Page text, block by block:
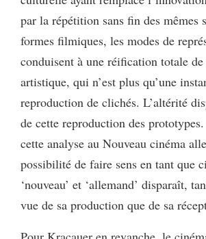
par la répétition sans fin des mêmes
formes filmiques, les modes de
conduisent à une réification totale
artistique, qui n’est plus qu’une
reproduction de clichés. L’altérité
de cette reproduction des
cette analyse au Nouveau cinéma
possibilité de faire sens en tant que
‘nouveau’ et ‘allemand’ disparaît,
vue de sa production que de sa